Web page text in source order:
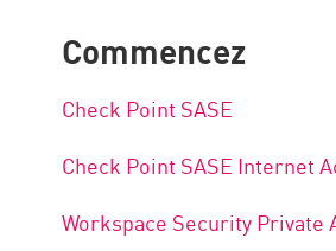
Commencez
Check Point SASE
Check Point SASE Internet
Workspace Security Private